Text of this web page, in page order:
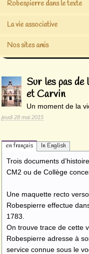
Robespierre dans le texte
La vie associative
Nos sites amis
Sur les pas
et Carvin
Un moment de la
jeudi 28 mai 2015
en français In English
Trois documents
CM2 ou de Collège
Une maquette recto
Robespierre effectue
1783.
On trouve trace de cette
Robespierre adresse à
service connue sous le